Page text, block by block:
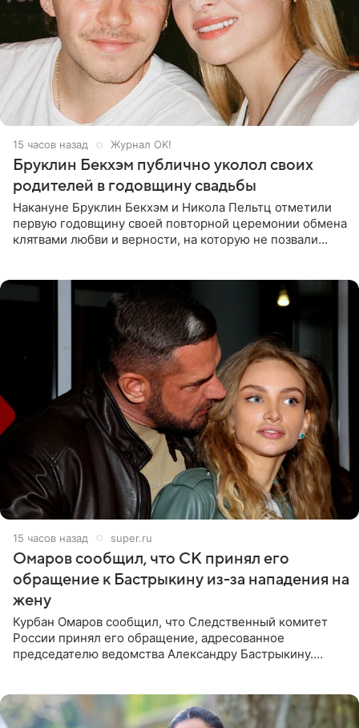
15 часов назад Журнал OK!
Бруклин Бекхэм публично уколол своих
родителей в годовщину свадьбы
Накануне Бруклин Бекхэм и Никола Пельтц отметили
первую годовщину своей повторной церемонии обмена
клятвами любви и верности, на которую не позвали
15 часов назад super.ru
Омаров сообщил, что СК принял его
обращение к Бастрыкину из-за нападения на
жену
Курбан Омаров сообщил, что Следственный комитет
России принял его обращение, адресованное
председателю ведомства Александру Бастрыкину.